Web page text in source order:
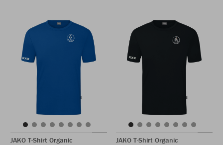
JAKO T-Shirt Organic
JAKO T-Shirt Organic